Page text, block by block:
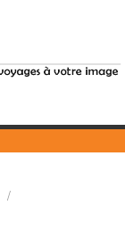
/